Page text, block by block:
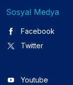
Sosyal Medya
Facebook
Twitter
Youtube